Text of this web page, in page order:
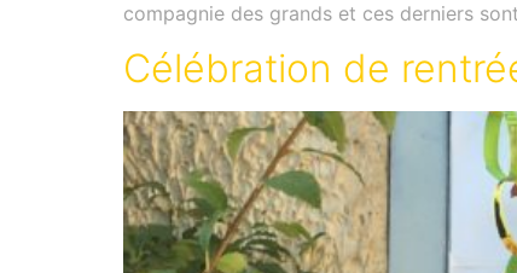
compagnie des grands et ces derniers
Célébration de